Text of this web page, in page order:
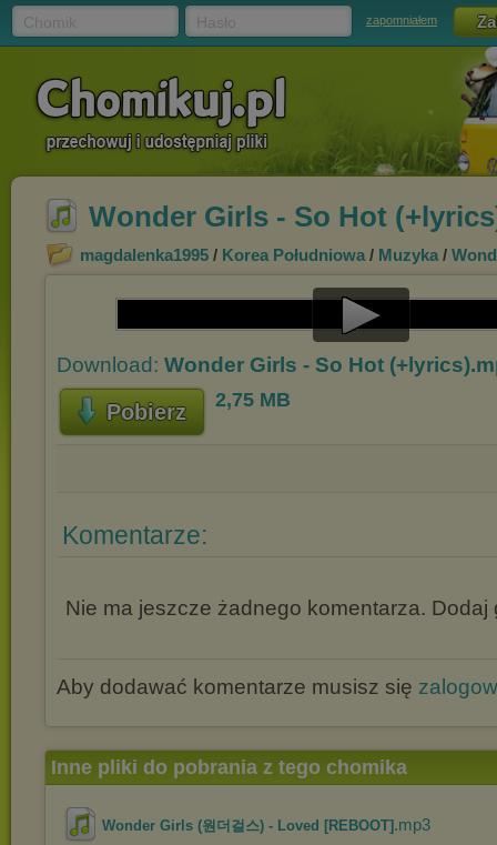
zapomniałem
Wonder Girls - So Hot
magdalenka1995 / Korea Południowa / Muzyka /
Play
Download: Wonder Girls - So Hot
Pobierz 2,75 MB
Komentarze:
Nie ma jeszcze żadnego komentarza. Dodaj
Aby dodawać komentarze musisz się
Inne pliki do pobrania z tego chomika
Wonder Girls (원더걸스) - Loved [REBOOT] .mp3